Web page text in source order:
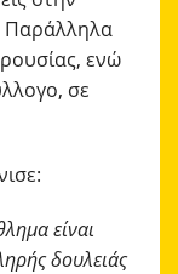
Παράλληλα
ενώ
σε
είναι
δουλειάς